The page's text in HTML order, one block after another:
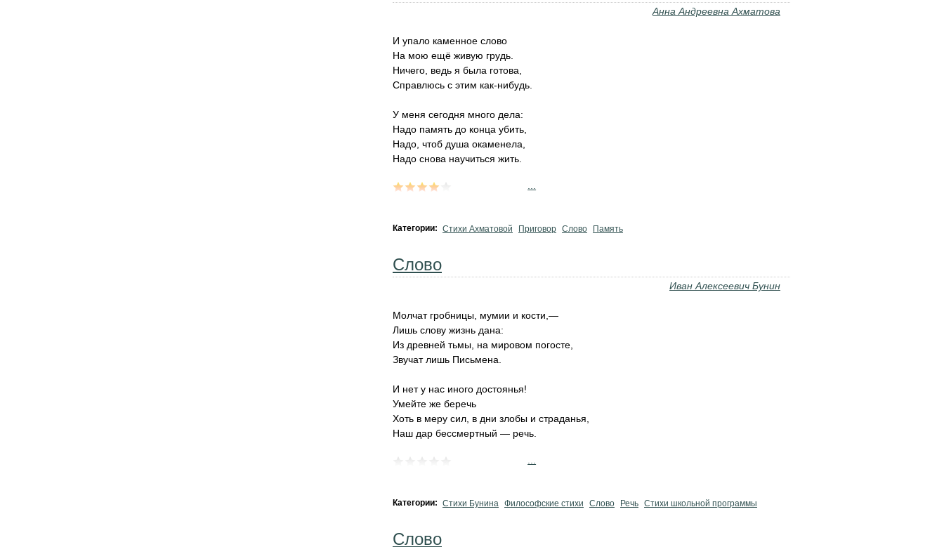
Анна Андреевна Ахматова
И упало каменное слово
На мою ещё живую грудь.
Ничего, ведь я была готова,
Справлюсь с этим как-нибудь.
У меня сегодня много дела:
Надо память до конца убить,
Надо, чтоб душа окаменела,
Надо снова научиться жить.
Категории: Стихи Ахматовой Приговор Слово Память
Слово
Иван Алексеевич Бунин
Молчат гробницы, мумии и кости,—
Лишь слову жизнь дана:
Из древней тьмы, на мировом погосте,
Звучат лишь Письмена.
И нет у нас иного достоянья!
Умейте же беречь
Хоть в меру сил, в дни злобы и страданья,
Наш дар бессмертный — речь.
Категории: Стихи Бунина Философские стихи Слово Речь Стихи школьной программы
Слово